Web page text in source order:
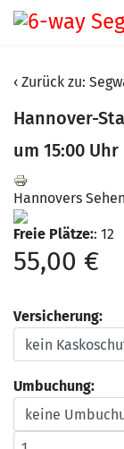
Zurück zu:
Hannover-
um 15:00 Uhr
Hannovers
Freie Plätze:: 12
55,00 €
Versicherung:
Umbuchung: